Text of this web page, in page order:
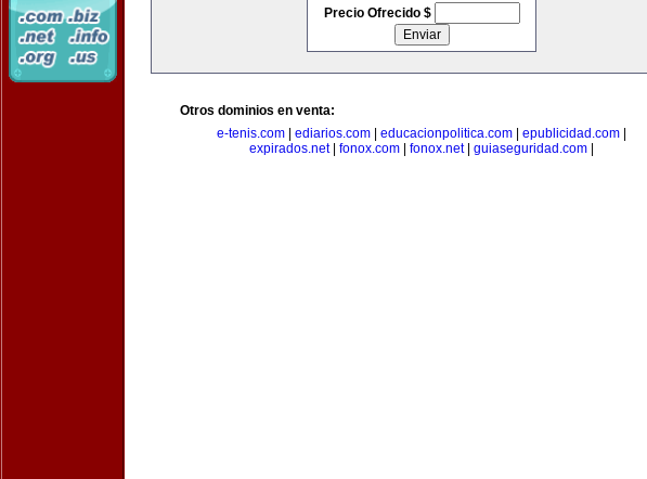
Precio Ofrecido $
Otros dominios en venta:
e-tenis.com
ediarios.com educacionpolitica.com epublicidad.com
expirados.net| fonox.com fonox.net| guiaseguridad.com